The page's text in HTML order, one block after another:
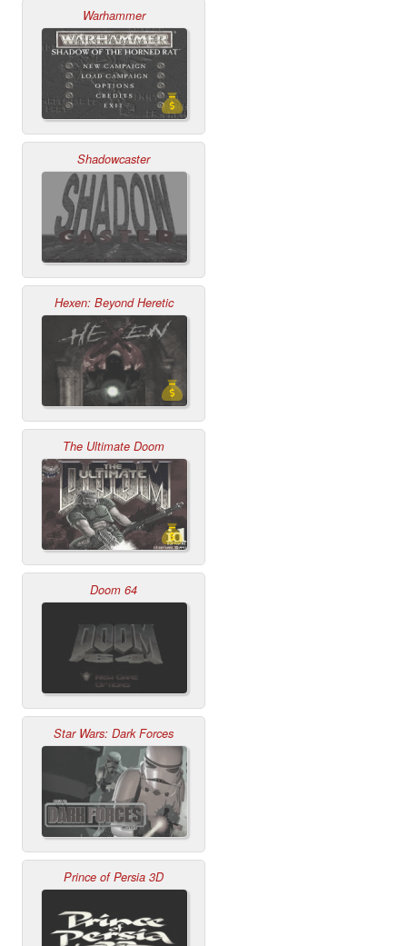
Warhammer
Shadowcaster
Hexen: Beyond Heretic
The Ultimate Doom
Doom 64
Star Wars: Dark Forces
Prince of Persia 3D